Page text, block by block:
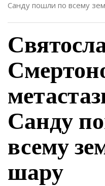
Санду пошли по всему
Санду
всему
шару